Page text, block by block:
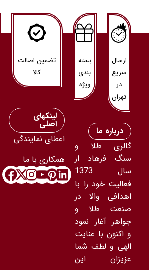
ارسال
سریع
در
تهران
بسته
بندی
ویژه
تضمین اصالت
کالا
درباره ما
گالری طلا و
سنگ فرهاد از
سال 1373
فعالیت خود را با
اهدافی والا در
صنعت طلا و
جواهر آغاز نمود
و اکنون با عنایت
الهی و لطف شما
عزیزان این
لینکهای
اصلی
اعطای نمایندگی
همکاری با ما